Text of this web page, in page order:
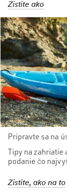
Zistite ako
Pripravte sa na
Tipy na
podanie čo
Zistite, ako na to